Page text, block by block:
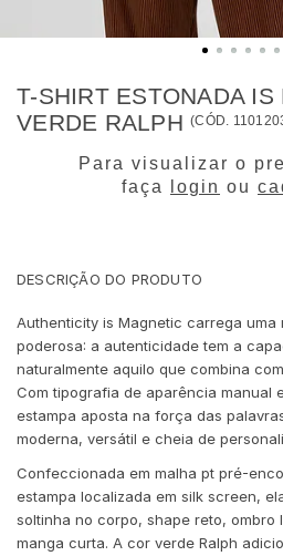
T-SHIRT ESTONADA IS
VERDE RALPH (CÓD.
Para visualizar o
faça
login ou
DESCRIÇÃO DO PRODUTO
Authenticity is Magnetic carrega uma
poderosa: a autenticidade tem a
naturalmente aquilo que combina
Com tipografia de aparência manual
estampa aposta na força das
moderna, versátil e cheia de
Confeccionada em malha pt pré-
estampa localizada em silk screen,
soltinha no corpo, shape reto, ombro
manga curta. A cor verde Ralph